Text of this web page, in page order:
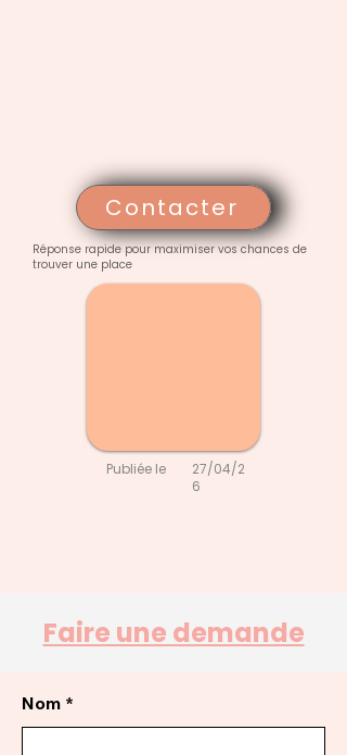
Contacter
Réponse rapide pour maximiser vos chances de
trouver une place
Publiée le
27/04/2
6
Faire une demande
Nom